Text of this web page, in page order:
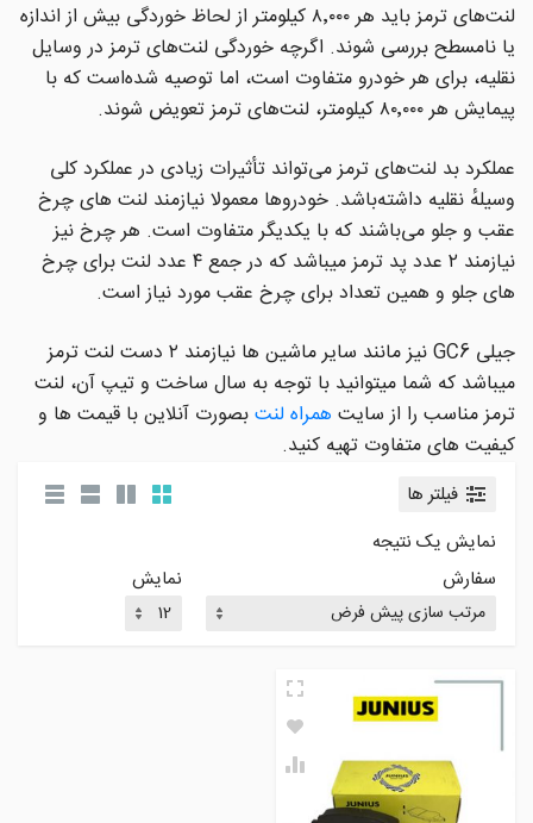
لنت‌های ترمز باید هر ۸٬۰۰۰ کیلومتر از لحاظ خوردگی بیش از اندازه
یا نامسطح بررسی شوند. اگرچه خوردگی لنت‌های ترمز در وسایل
نقلیه، برای هر خودرو متفاوت است، اما توصیه شده‌است که با
پیمایش هر ۸۰٬۰۰۰ کیلومتر، لنت‌های ترمز تعویض شوند.
عملکرد بد لنت‌های ترمز می‌تواند تأثیرات زیادی در عملکرد کلی
وسیلهٔ نقلیه داشته‌باشد. خودروها معمولا نیازمند لنت های چرخ
عقب و جلو می‌باشند که با یکدیگر متفاوت است. هر چرخ نیز
نیازمند ۲ عدد پد ترمز میباشد که در جمع ۴ عدد لنت برای چرخ
های جلو و همین تعداد برای چرخ عقب مورد نیاز است.
جیلی GC6 نیز مانند سایر ماشین ها نیازمند ۲ دست لنت ترمز
میباشد که شما میتوانید با توجه به سال ساخت و تیپ آن، لنت
ترمز مناسب را از سایت همراه لنتبصورت آنلاین با قیمت ها و
کیفیت های متفاوت تهیه کنید.
فیلتر ها
نمایش یک نتیجه
سفارش
نمایش